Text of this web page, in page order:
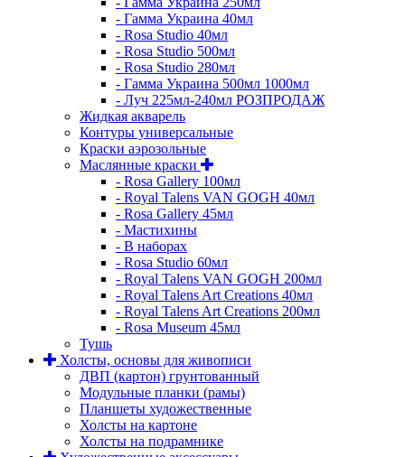
- Гамма Украина 40мл
- Rosa Studio 40мл
- Rosa Studio 500мл
- Rosa Studio 280мл
- Гамма Украина 500мл 1000мл
- Луч 225мл-240мл РОЗПРОДАЖ
Жидкая акварель
Контуры универсальные
Краски аэрозольные
Маслянные краски
- Rosa Gallery 100мл
- Royal Talens VAN GOGH 40мл
- Rosa Gallery 45мл
- Мастихины
- В наборах
- Rosa Studio 60мл
- Royal Talens VAN GOGH 200мл
- Royal Talens Art Creations 40мл
- Royal Talens Art Creations 200мл
- Rosa Museum 45мл
Тушь
Холсты, основы для живописи
ДВП (картон) грунтованный
Модульные планки (рамы)
Планшеты художественные
Холсты на картоне
Холсты на подрамнике